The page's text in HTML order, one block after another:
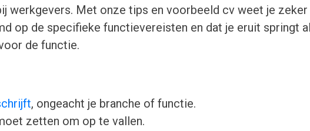
werkgevers. Met onze tips en voorbeeld cv weet je zeker
op de specifieke functievereisten en dat je eruit springt
de functie.
, ongeacht je branche of functie.
zetten om op te vallen.